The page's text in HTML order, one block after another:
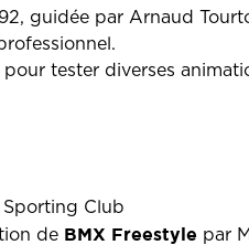
guidée par Arnaud
tester diverses
Sporting Club
de BMX Freestyle par